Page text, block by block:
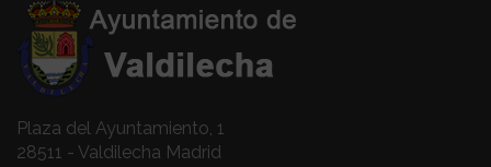
Plaza del Ayuntamiento, 1
28511 - Valdilecha Madrid